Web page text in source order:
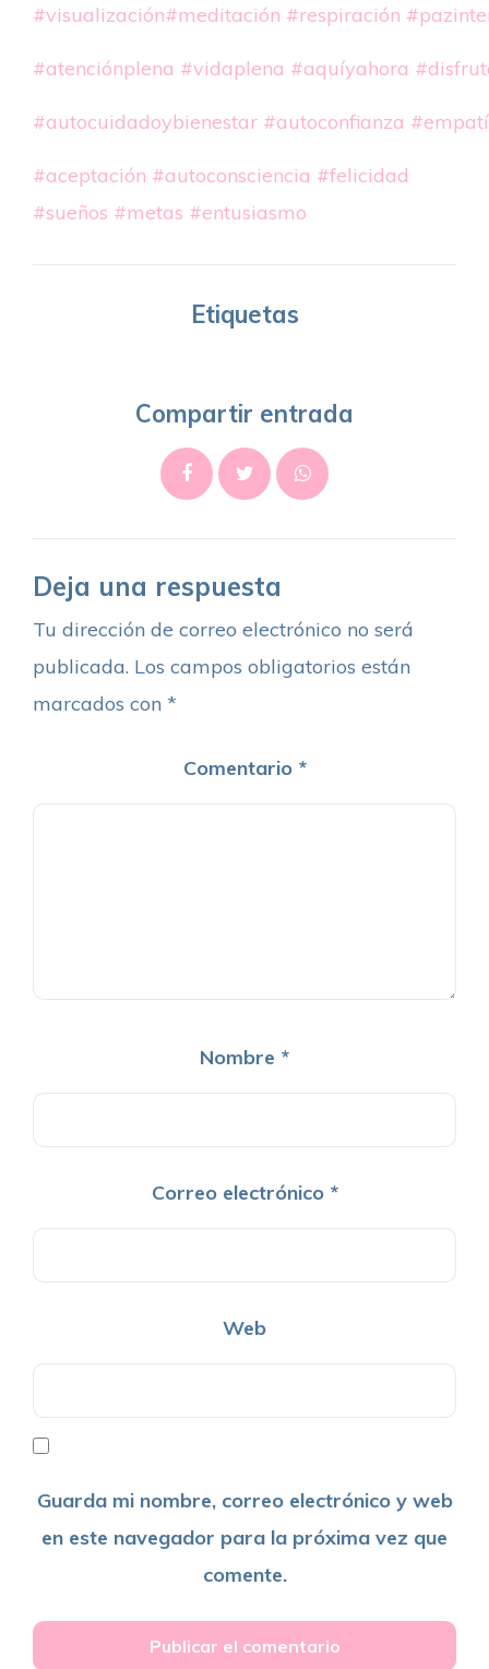
#visualización#meditación #respiración
#atenciónplena #vidaplena #aquíyahora
#autocuidadoybienestar #autoconfianza
#aceptación #autoconsciencia #felicidad
#sueños #metas #entusiasmo
Etiquetas
Compartir entrada
Deja una respuesta
Tu dirección de correo electrónico no será
publicada. Los campos obligatorios están
marcados con *
Comentario *
Nombre *
Correo electrónico *
Web
Guarda mi nombre, correo electrónico y web
en este navegador para la próxima vez que
comente.